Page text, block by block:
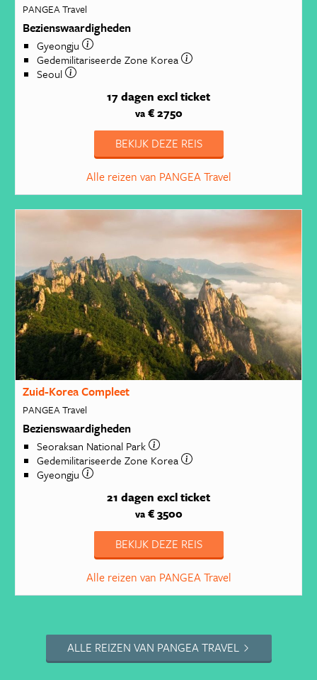
PANGEA Travel
Bezienswaardigheden
Gyeongju
Gedemilitariseerde Zone Korea
Seoul
17 dagen excl ticket
va€ 2750
BEKIJK DEZE REIS
Alle reizen van PANGEA Travel
Zuid-Korea Compleet
PANGEA Travel
Bezienswaardigheden
Seoraksan National Park
Gedemilitariseerde Zone Korea
Gyeongju
21 dagen excl ticket
va€ 3500
BEKIJK DEZE REIS
Alle reizen van PANGEA Travel
ALLE REIZEN VAN PANGEA TRAVEL